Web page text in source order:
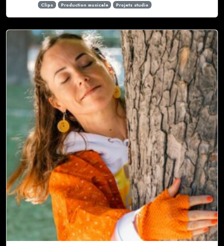
Clips Production musicale Projets studio